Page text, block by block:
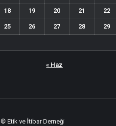
18 19 20 21 22
25 26 27 28 29
« Haz
© Etik ve İtibar Derneği